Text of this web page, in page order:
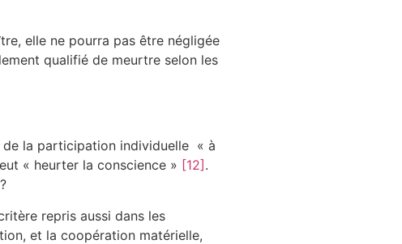
elle ne pourra pas être négligée
qualifié de meurtre selon les
de la participation individuelle « à
« heurter la conscience » [12] .
repris aussi dans les
et la coopération matérielle,